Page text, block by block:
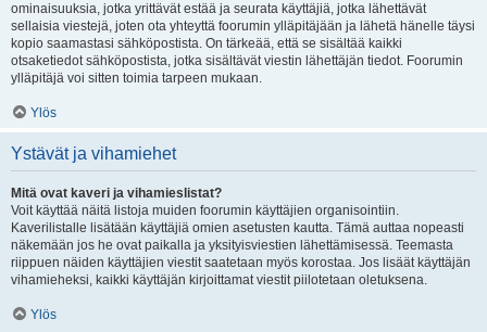
ominaisuuksia, jotka yrittävät estää ja seurata käyttäjiä, jotka lähettävät
sellaisia viestejä, joten ota yhteyttä foorumin ylläpitäjään ja lähetä hänelle täysi
kopio saamastasi sähköpostista. On tärkeää, että se sisältää kaikki
otsaketiedot sähköpostista, jotka sisältävät viestin lähettäjän tiedot. Foorumin
ylläpitäjä voi sitten toimia tarpeen mukaan.
Ylös
Ystävät ja vihamiehet
Mitä ovat kaveri ja vihamieslistat?
Voit käyttää näitä listoja muiden foorumin käyttäjien organisointiin.
Kaverilistalle lisätään käyttäjiä omien asetusten kautta. Tämä auttaa nopeasti
näkemään jos he ovat paikalla ja yksityisviestien lähettämisessä. Teemasta
riippuen näiden käyttäjien viestit saatetaan myös korostaa. Jos lisäät käyttäjän
vihamieheksi, kaikki käyttäjän kirjoittamat viestit piilotetaan oletuksena.
Ylös